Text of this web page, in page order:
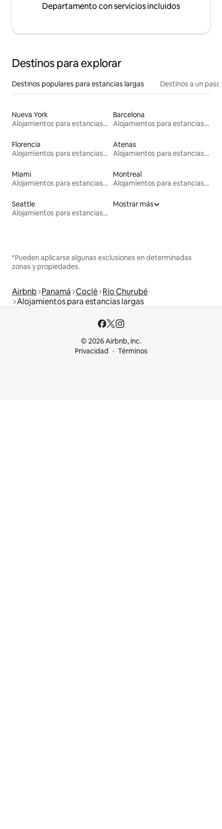
Departamento con servicios incluidos
Destinos para explorar
Destinos populares para estancias largas Destinos a un
Nueva York
Alojamientos para estancias largas
Barcelona
Alojamientos para estancias largas
Florencia
Alojamientos para estancias largas
Atenas
Alojamientos para estancias largas
Miami
Alojamientos para estancias largas
Montreal
Alojamientos para estancias largas
Seattle
Alojamientos para estancias largas
Mostrar más
*Pueden aplicarse algunas exclusiones en determinadas
zonas y propiedades.
Airbnb Panamá Coclé Río Churubé
Alojamientos para estancias largas
© 2026 Airbnb, Inc.
Privacidad
Términos